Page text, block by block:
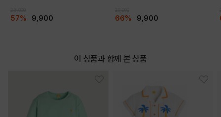
57% 9,900 66% 9,900
이 상품과 함께 본 상품